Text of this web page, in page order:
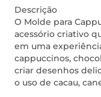
Descrição
O Molde para
acessório criativo
em uma
cappuccinos,
criar desenhos
o uso de cacau,